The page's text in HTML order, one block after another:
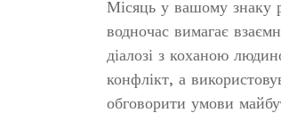
Місяць у вашому знаку
водночас вимагає
діалозі з коханою
конфлікт, а
обговорити умови